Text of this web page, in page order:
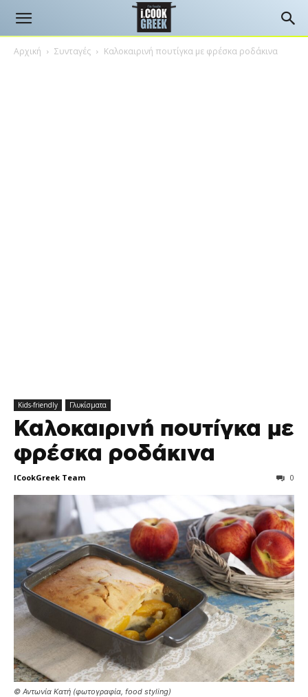
Αρχική Συνταγές Καλοκαιρινή πουτίγκα με φρέσκα ροδάκινα
Kids-friendly Γλυκίσματα
Καλοκαιρινή πουτίγκα με
φρέσκα ροδάκινα
ICookGreek Team 0
© Αντωνία Κατή (φωτογραφία, food styling)